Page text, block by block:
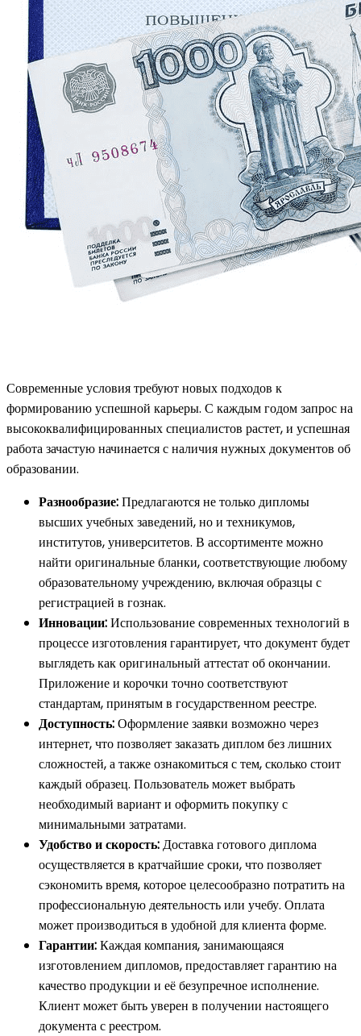
Современные условия требуют новых подходов к
формированию успешной карьеры. С каждым годом запрос на
высококвалифицированных специалистов растет, и успешная
работа зачастую начинается с наличия нужных документов об
образовании.
Разнообразие:Предлагаются не только дипломы
высших учебных заведений, но и техникумов,
институтов, университетов. В ассортименте можно
найти оригинальные бланки, соответствующие любому
образовательному учреждению, включая образцы с
регистрацией в гознак.
Инновации:Использование современных технологий в
процессе изготовления гарантирует, что документ будет
выглядеть как оригинальный аттестат об окончании.
Приложение и корочки точно соответствуют
стандартам, принятым в государственном реестре.
Доступность:Оформление заявки возможно через
интернет, что позволяет заказать диплом без лишних
сложностей, а также ознакомиться с тем, сколько стоит
каждый образец. Пользователь может выбрать
необходимый вариант и оформить покупку с
минимальными затратами.
Удобство и скорость:Доставка готового диплома
осуществляется в кратчайшие сроки, что позволяет
сэкономить время, которое целесообразно потратить на
профессиональную деятельность или учебу. Оплата
может производиться в удобной для клиента форме.
Гарантии:Каждая компания, занимающаяся
изготовлением дипломов, предоставляет гарантию на
качество продукции и её безупречное исполнение.
Клиент может быть уверен в получении настоящего
документа с реестром.